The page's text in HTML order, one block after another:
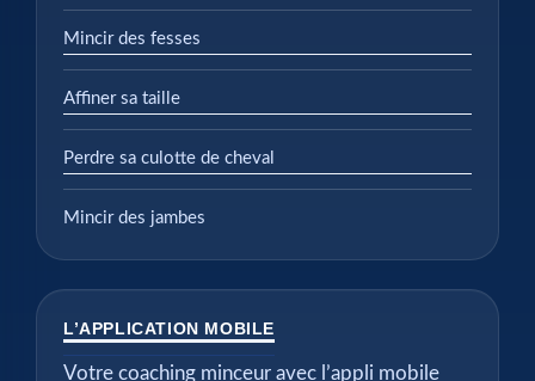
Mincir des fesses
Affiner sa taille
Perdre sa culotte de cheval
Mincir des jambes
L’APPLICATION MOBILE
Votre coaching minceur avec l’appli mobile